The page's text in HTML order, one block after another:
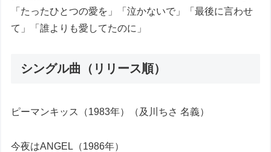
「たったひとつの愛を」「泣かないで」「最後に言わせ
て」「誰よりも愛してたのに」
シングル曲（リリース順）
ピーマンキッス（1983年）（及川ちさ 名義）
今夜はANGEL（1986年）